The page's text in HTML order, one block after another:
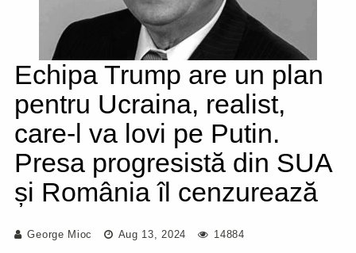
Echipa Trump are un plan
pentru Ucraina, realist,
care-l va lovi pe Putin.
Presa progresistă din SUA
și România îl cenzurează
George Mioc Aug 13, 2024 14884